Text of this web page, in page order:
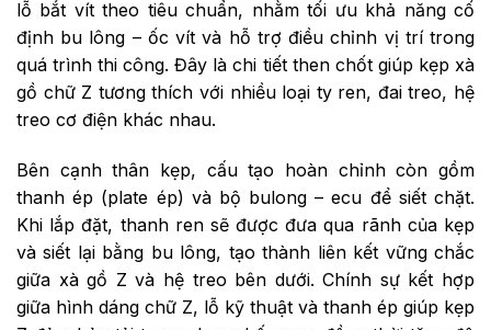
lỗ bắt vít theo tiêu chuẩn, nhằm tối ưu khả năng cố
định bu lông – ốc vít và hỗ trợ điều chỉnh vị trí trong
quá trình thi công. Đây là chi tiết then chốt giúp kẹp xà
gồ chữ Z tương thích với nhiều loại ty ren, đai treo, hệ
treo cơ điện khác nhau.
Bên cạnh thân kẹp, cấu tạo hoàn chỉnh còn gồm
thanh ép (plate ép) và bộ bulong – ecu để siết chặt.
Khi lắp đặt, thanh ren sẽ được đưa qua rãnh của kẹp
và siết lại bằng bu lông, tạo thành liên kết vững chắc
giữa xà gồ Z và hệ treo bên dưới. Chính sự kết hợp
giữa hình dáng chữ Z, lỗ kỹ thuật và thanh ép giúp kẹp